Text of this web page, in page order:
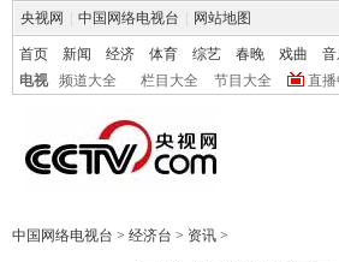
央视网 中国网络电视台 网站地图
首页 新闻 经济 体育 综艺 春晚 戏曲
电视
频道大全 栏目大全 节目大全 直播
中国网络电视台 > 经济台 > 资讯 >